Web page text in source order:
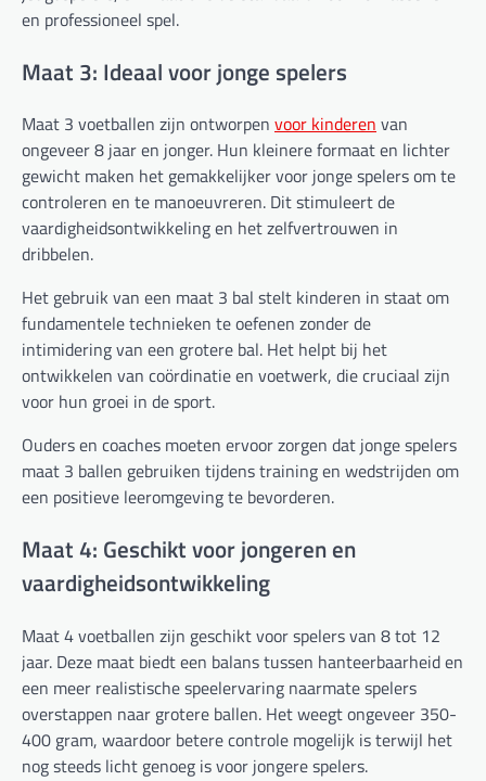
en professioneel spel.
Maat 3: Ideaal voor jonge spelers
Maat 3 voetballen zijn ontworpen voor kinderen van
ongeveer 8 jaar en jonger. Hun kleinere formaat en lichter
gewicht maken het gemakkelijker voor jonge spelers om te
controleren en te manoeuvreren. Dit stimuleert de
vaardigheidsontwikkeling en het zelfvertrouwen in
dribbelen.
Het gebruik van een maat 3 bal stelt kinderen in staat om
fundamentele technieken te oefenen zonder de
intimidering van een grotere bal. Het helpt bij het
ontwikkelen van coördinatie en voetwerk, die cruciaal zijn
voor hun groei in de sport.
Ouders en coaches moeten ervoor zorgen dat jonge spelers
maat 3 ballen gebruiken tijdens training en wedstrijden om
een positieve leeromgeving te bevorderen.
Maat 4: Geschikt voor jongeren en
vaardigheidsontwikkeling
Maat 4 voetballen zijn geschikt voor spelers van 8 tot 12
jaar. Deze maat biedt een balans tussen hanteerbaarheid en
een meer realistische speelervaring naarmate spelers
overstappen naar grotere ballen. Het weegt ongeveer 350-
400 gram, waardoor betere controle mogelijk is terwijl het
nog steeds licht genoeg is voor jongere spelers.